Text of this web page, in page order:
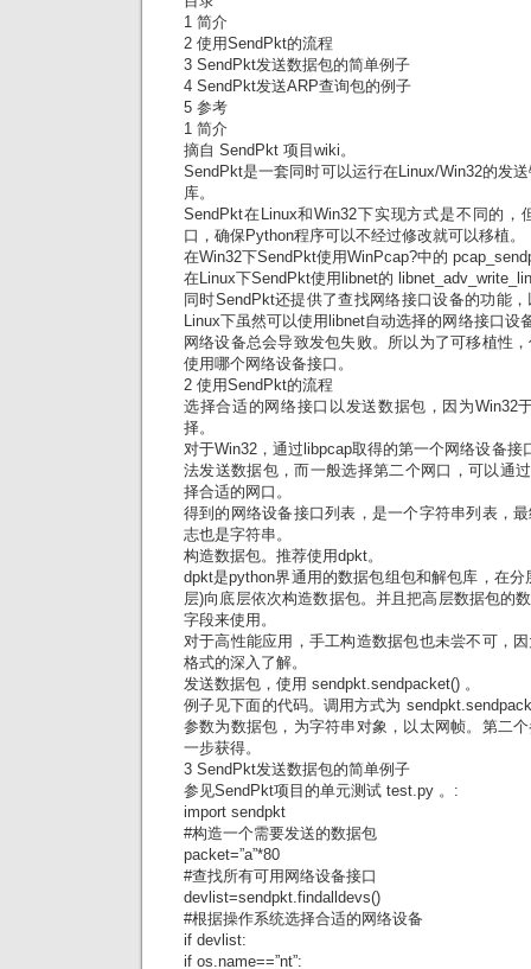
1 简介
2 使用SendPkt的流程
3 SendPkt发送数据包的简单例子
4 SendPkt发送ARP查询包的例子
5 参考
1 简介
摘自 SendPkt 项目wiki。
SendPkt是一套同时可以运行在Linux/Win32的发
库。
SendPkt在Linux和Win32下实现方式是不同的，
口，确保Python程序可以不经过修改就可以移植。
在Win32下SendPkt使用WinPcap?中的
在Linux下SendPkt使用libnet的
同时SendPkt还提供了查找网络接口设备的功能
Linux下虽然可以使用libnet自动选择的网络接口设
网络设备总会导致发包失败。所以为了可移植性
使用哪个网络设备接口。
2 使用SendPkt的流程
选择合适的网络接口以发送数据包，因为Win32
择。
对于Win32，通过libpcap取得的第一个网络设备接
法发送数据包，而一般选择第二个网口，可以通
择合适的网口。
得到的网络设备接口列表，是一个字符串列表，
志也是字符串。
构造数据包。推荐使用dpkt。
dpkt是python界通用的数据包组包和解包库，在
层)向底层依次构造数据包。并且把高层数据包的
字段来使用。
对于高性能应用，手工构造数据包也未尝不可，
格式的深入了解。
发送数据包，使用 sendpkt.sendpacket() 。
例子见下面的代码。调用方式为
参数为数据包，为字符串对象，以太网帧。第二
一步获得。
3 SendPkt发送数据包的简单例子
参见SendPkt项目的单元测试 test.py 。:
import sendpkt
#构造一个需要发送的数据包
packet=”a”*80
#查找所有可用网络设备接口
devlist=sendpkt.findalldevs()
#根据操作系统选择合适的网络设备
if devlist:
if os.name==”nt”: